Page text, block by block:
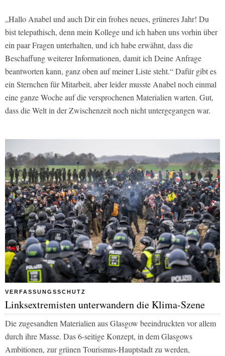
„Hallo Anabel und auch Dir ein frohes neues, grüneres Jahr! Du
bist telepathisch, denn mein Kollege und ich haben uns vorhin über
ein paar Fragen unterhalten, und ich habe erwähnt, dass die
Beschaffung weiterer Informationen, damit ich Deine Anfrage
beantworten kann, ganz oben auf meiner Liste steht.“ Dafür gibt es
ein Sternchen für Mitarbeit, aber leider musste Anabel noch einmal
eine ganze Woche auf die versprochenen Materialien warten. Gut,
dass die Welt in der Zwischenzeit noch nicht untergegangen war.
VERFASSUNGSSCHUTZ
Linksextremisten unterwandern die Klima-Szene
Die zugesandten Materialien aus Glasgow beeindruckten vor allem
durch ihre Masse. Das 6-seitige Konzept, in dem Glasgows
Ambitionen, zur grünen Tourismus-Hauptstadt zu werden,